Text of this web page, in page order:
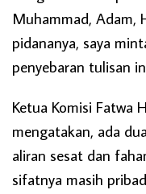
Muhammad, Adam,
pidananya, saya
penyebaran tulisan
Ketua Komisi Fatwa
mengatakan, ada
aliran sesat dan
sifatnya masih